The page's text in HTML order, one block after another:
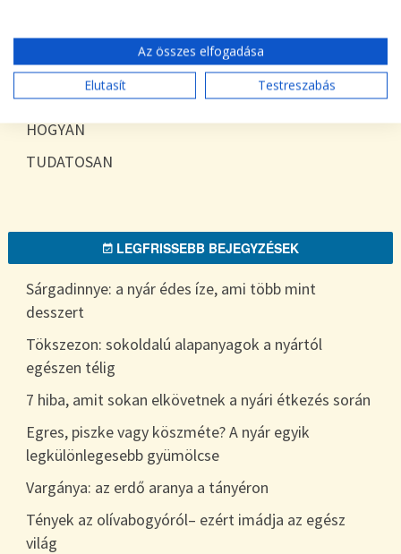
Blog
Egyéb
HOGYAN
TUDATOSAN
LEGFRISSEBB BEJEGYZÉSEK
Sárgadinnye: a nyár édes íze, ami több mint
desszert
Tökszezon: sokoldalú alapanyagok a nyártól
egészen télig
7 hiba, amit sokan elkövetnek a nyári étkezés során
Egres, piszke vagy köszméte? A nyár egyik
legkülönlegesebb gyümölcse
Vargánya: az erdő aranya a tányéron
Tények az olívabogyóról– ezért imádja az egész
világ
Az összes elfogadása
Elutasít
Testreszabás